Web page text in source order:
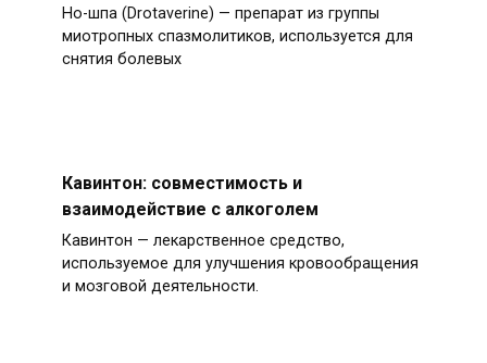
Но-шпа (Drotaverine) — препарат из группы
миотропных спазмолитиков, используется для
снятия болевых
Кавинтон: совместимость и
взаимодействие с алкоголем
Кавинтон — лекарственное средство,
используемое для улучшения кровообращения
и мозговой деятельности.